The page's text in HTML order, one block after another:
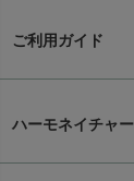
生活アートクラ
nanadecor（ナ
kidscase（キ
LITTLE
ご利用ガイド
ハーモネイチャ